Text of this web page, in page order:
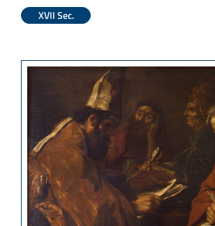
XVII Sec.